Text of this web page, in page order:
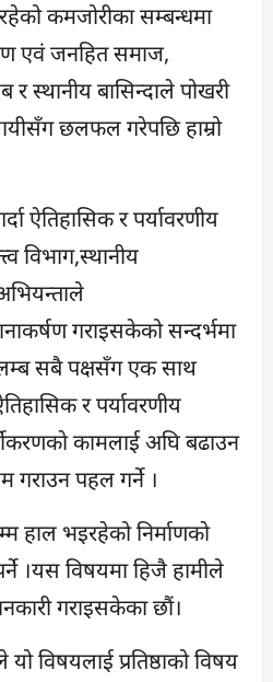
कमजोरीका सम्बन्धमा
एवं जनहित समाज,
स्थानीय बासिन्दाले पोखरी
छलफल गरेपछि हाम्रो
ऐतिहासिक र पर्यावरणीय
विभाग,स्थानीय
गराइसकेको सन्दर्भमा
सबै पक्षसँग एक साथ
र पर्यावरणीय
कामलाई अघि बढाउन
गराउन पहल गर्ने ।
हाल भइरहेको निर्माणकाे
।यस विषयमा हिजै हामीले
गराइसकेका छाैं।
विषयलाई प्रतिष्ठाको विषय